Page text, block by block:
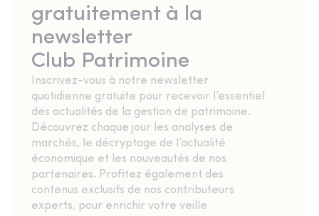
gratuitement à la
newsletter
Club Patrimoine
Inscrivez-vous à notre newsletter
quotidienne gratuite pour recevoir l’essentiel
des actualités de la gestion de patrimoine.
Découvrez chaque jour les analyses de
marchés, le décryptage de l’actualité
économique et les nouveautés de nos
partenaires. Profitez également des
contenus exclusifs de nos contributeurs
experts, pour enrichir votre veille